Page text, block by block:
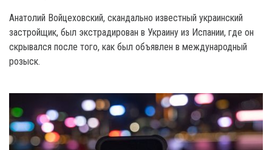
Анатолий Войцеховский, скандально известный украинский
застройщик, был экстрадирован в Украину из Испании, где он
скрывался после того, как был объявлен в международный
розыск.